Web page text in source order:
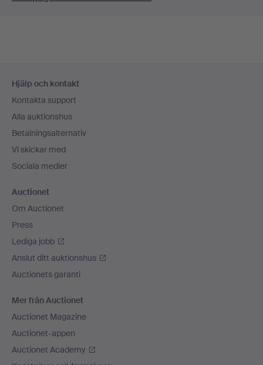
Hjälp och kontakt
Kontakta support
Alla auktionshus
Betalningsalternativ
Vi skickar med
Sociala medier
Auctionet
Om Auctionet
Press
Lediga jobb
Anslut ditt auktionshus
Auctionets garanti
Mer från Auctionet
Auctionet Magazine
Auctionet-appen
Auctionet Academy